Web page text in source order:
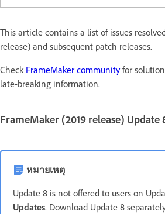
This article contains a list of issues
release) and subsequent patch releases.
Check FrameMaker communityfor
late-breaking information.
FrameMaker (2019 release) Update
หมายเหตุ
Update 8 is not offered to users on
Updates. Download Update 8